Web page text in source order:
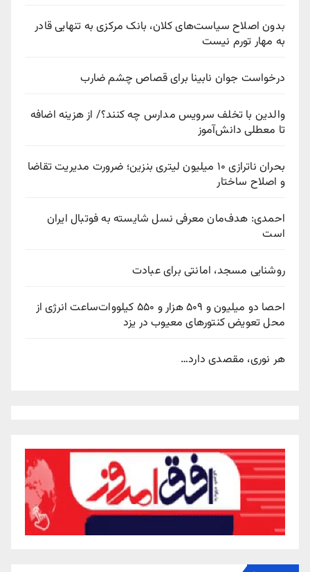
بدون اصلاح سیاست‌های کلان، بانک مرکزی به تنهایی قادر
به مهار تورم نیست
درخواست جوان نابینا برای قصاص چشم ضارب
والدین با تخلف سرویس مدارس چه کنند؟/ از هزینه اضافه
تا معطلی دانش‌آموز
بحران ناترازی ۱۰ میلیون لیتری بنزین؛ ضرورت مدیریت تقاضا
و اصلاح ساختار
احمدی: هدف‌مان معرفی نسل شایسته به فوتبال ایران
است
روشنایی مسجد، امانتی برای عبادت
احصا دو میلیون و ۵۰۹ هزار و ۵۵۰ کیلووات‌ساعت انرژی از
محل تعویض کنتورهای معیوب در یزد
هر نوری، مقصدی دارد…